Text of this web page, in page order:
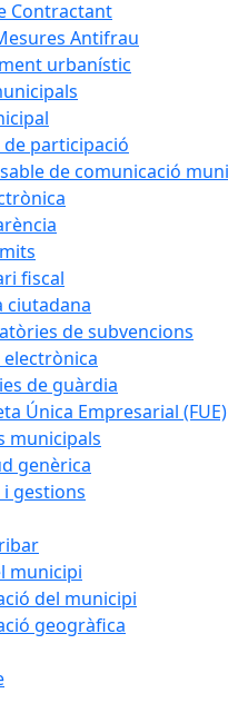
Contractant
Antifrau
urbanístic
participació
de comunicació
fiscal
ciutadana
de subvencions
electrònica
de guàrdia
Única Empresarial (FUE)
municipals
genèrica
gestions
municipi
del municipi
geogràfica